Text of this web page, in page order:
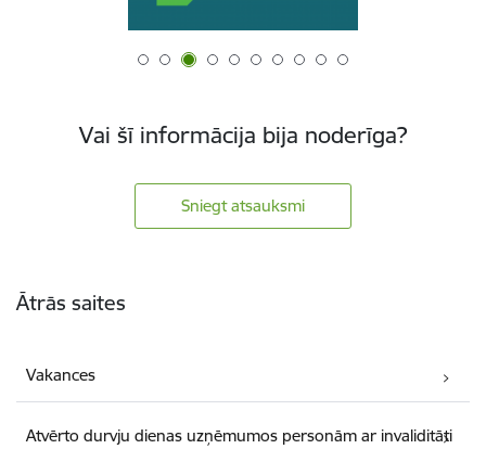
Vai šī informācija bija noderīga?
Sniegt atsauksmi
Ātrās saites
Vakances
Atvērto durvju dienas uzņēmumos personām ar invaliditāti